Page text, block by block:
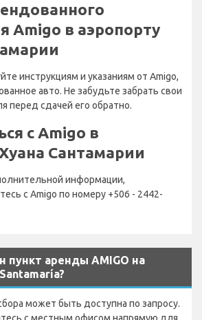
Amigo в аэропорту
инструкциям и указаниям от Amigo,
авто. Не забудьте забрать свои
перед сдачей его обратно.
с Amigo в
Сантамарии
информации,
с Amigo по номеру +506 - 2442-
пункт аренды AMIGO на
может быть доступна по запросу.
с местным офисом напрямую для